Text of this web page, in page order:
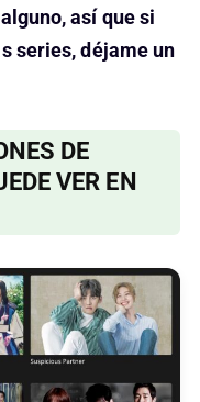
así que si
series, déjame un
DE
VER EN